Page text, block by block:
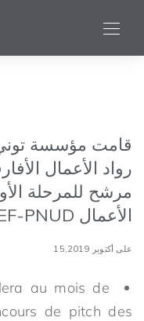
مرشح للمرحلة
الأعمال TEF-PNUD
على أكتوبر 15,2019
au mois de
de pitch des